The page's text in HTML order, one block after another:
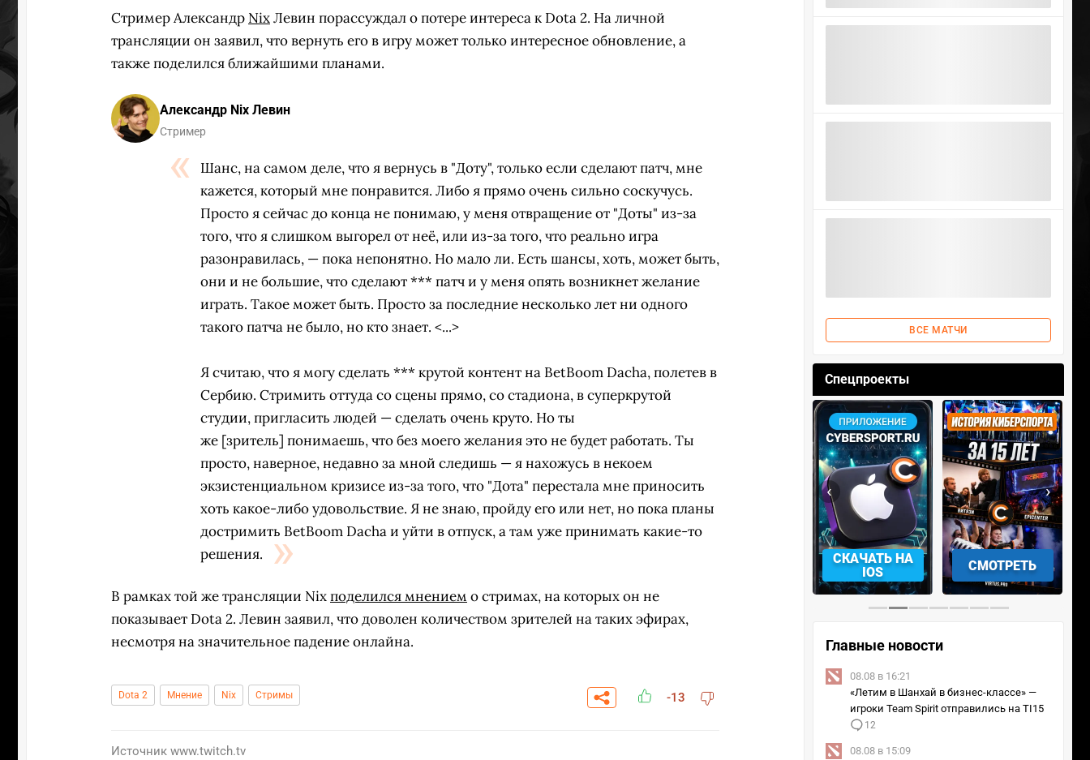
Стример Александр NixЛевин порассуждал о потере интереса к Dota 2. На личной
трансляции он заявил, что вернуть его в игру может только интересное обновление, а
также поделился ближайшими планами.
Александр Nix Левин
Стример
Шанс, на самом деле, что я вернусь в "Доту", только если сделают патч, мне
кажется, который мне понравится. Либо я прямо очень сильно соскучусь.
Просто я сейчас до конца не понимаю, у меня отвращение от "Доты" из-за
того, что я слишком выгорел от неё, или из-за того, что реально игра
разонравилась, — пока непонятно. Но мало ли. Есть шансы, хоть, может быть,
они и не большие, что сделают *** патч и у меня опять возникнет желание
играть. Такое может быть. Просто за последние несколько лет ни одного
такого патча не было, но кто знает. <...>
Я считаю, что я могу сделать *** крутой контент на BetBoom Dacha, полетев в
Сербию. Стримить оттуда со сцены прямо, со стадиона, в суперкрутой
студии, пригласить людей — сделать очень круто. Но ты
же [зритель] понимаешь, что без моего желания это не будет работать. Ты
просто, наверное, недавноза мной следишь — я нахожусь в некоем
экзистенциальном кризисе из-за того, что "Дота" перестала мне приносить
хоть какое-либо удовольствие. Я не знаю, пройду его или нет, но пока планы
достримить BetBoom Dacha и уйти в отпуск, а там уже принимать какие-то
решения.
В рамках той же трансляции Nixподелился мнением о стримах, на которых он не
показывает Dota 2. Левин заявил, что доволен количеством зрителей на таких эфирах,
несмотря на значительное падение онлайна.
Dota 2 Мнение Nix Стримы -13
Источник www.twitch.tv
ВСЕ МАТЧИ
Спецпроекты
СМОТРЕТЬ УЧАСТВОВАТЬ
‹ ›
Главные новости
08.08 в 16:21
«Летим в Шанхай в бизнес-классе» —
игроки Team Spirit отправились на TI15
12
08.08 в 15:09